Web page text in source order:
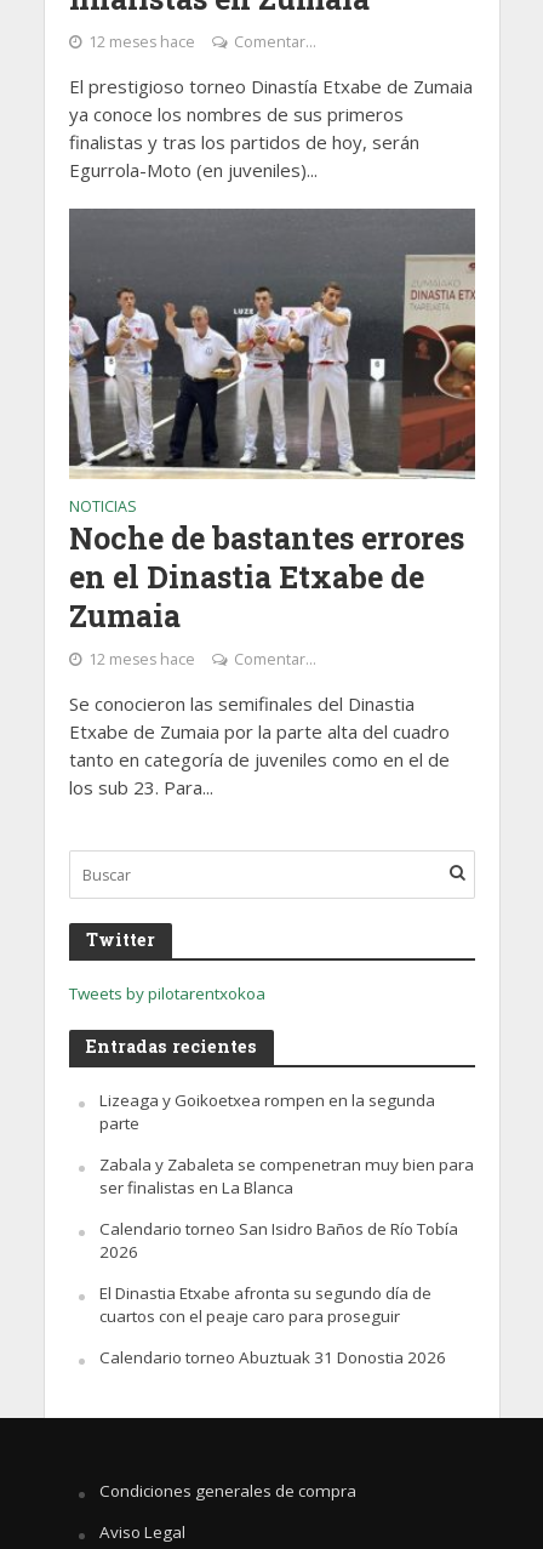
12 meses hace Comentar...
El prestigioso torneo Dinastía Etxabe de Zumaia
ya conoce los nombres de sus primeros
finalistas y tras los partidos de hoy, serán
Egurrola-Moto (en juveniles)...
NOTICIAS
Noche de bastantes errores
en el Dinastia Etxabe de
Zumaia
12 meses hace Comentar...
Se conocieron las semifinales del Dinastia
Etxabe de Zumaia por la parte alta del cuadro
tanto en categoría de juveniles como en el de
los sub 23. Para...
Twitter
Tweets by pilotarentxokoa
Entradas recientes
Lizeaga y Goikoetxea rompen en la segunda
parte
Zabala y Zabaleta se compenetran muy bien para
ser finalistas en La Blanca
Calendario torneo San Isidro Baños de Río Tobía
2026
El Dinastia Etxabe afronta su segundo día de
cuartos con el peaje caro para proseguir
Calendario torneo Abuztuak 31 Donostia 2026
Condiciones generales de compra
Aviso Legal